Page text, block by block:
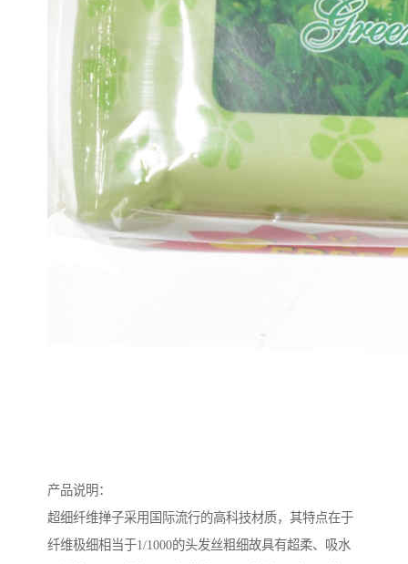
产品说明：
超细纤维掸子采用国际流行的高科技材质，其特点在于
纤维极细相当于1/1000的头发丝粗细故具有超柔、吸水